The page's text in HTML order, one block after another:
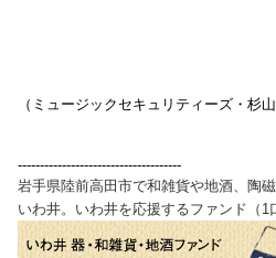
（ミュージックセキュリティーズ・杉山
-------------------------------------
岩手県陸前高田市で和雑貨や地酒、陶
いわ井。いわ井を応援するファンド（1